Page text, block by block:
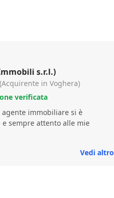
s.r.l.)
in Voghera)
verificata
immobiliare si è
sempre attento alle mie
Vedi altro